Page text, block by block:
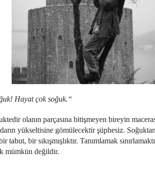
Hayat çok soğuk.“
olanın parçasına bitişmeyen bireyin
yükseltisine gömülecektir şüphesiz.
bir sıkışmışlıktır. Tanımlamak
mümkün değildir.